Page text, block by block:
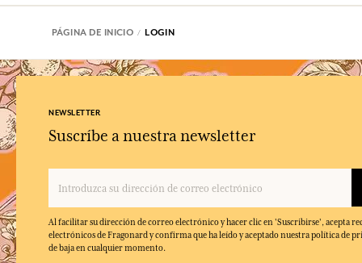
PÁGINA DE INICIO LOGIN
NEWSLETTER
Suscríbe a nuestra newsletter
Al facilitar su dirección de correo electrónico y hacer clic en 'Suscribirse', acepta
electrónicos de Fragonard y confirma que ha leído y aceptado nuestra política de
de baja en cualquier momento.